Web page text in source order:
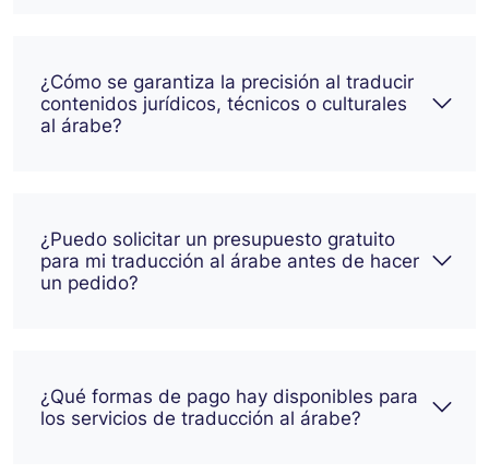
¿Cómo se garantiza la precisión al traducir
contenidos jurídicos, técnicos o culturales
al árabe?
¿Puedo solicitar un presupuesto gratuito
para mi traducción al árabe antes de hacer
un pedido?
¿Qué formas de pago hay disponibles para
los servicios de traducción al árabe?